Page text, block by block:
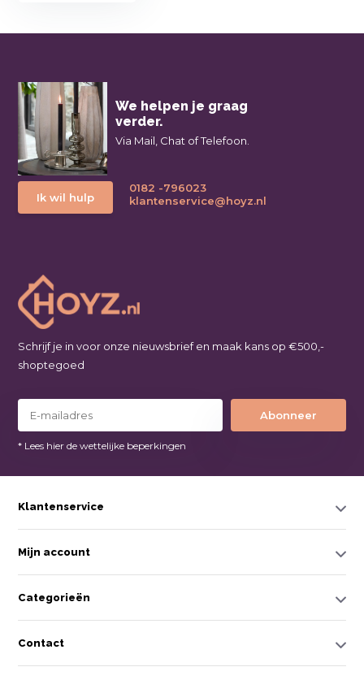
We helpen je graag
verder.
Via Mail, Chat of Telefoon.
Ik wil hulp
0182 -796023
klantenservice@hoyz.nl
Schrijf je in voor onze nieuwsbrief en maak kans op €500,-
shoptegoed
Abonneer
* Lees hier de wettelijke beperkingen
Klantenservice
Mijn account
Categorieën
Contact